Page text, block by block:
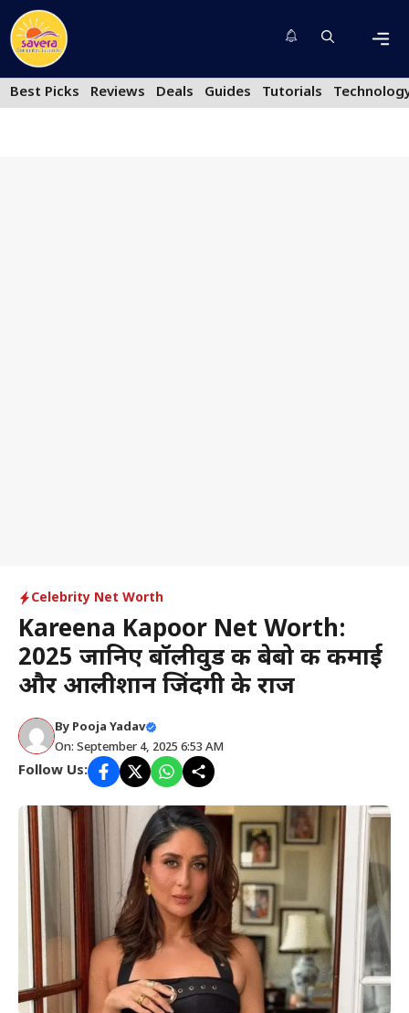
Skip
to
content
Best Picks
Reviews Deals Guides Tutorials
Celebrity Net Worth
Kareena Kapoor Net Worth:
2025 जानिए बॉलीवुड की बेबो की कमाई
और आलीशान जिंदगी के राज
By Pooja Yadav
On: September 4, 2025 6:53 AM
Follow Us: